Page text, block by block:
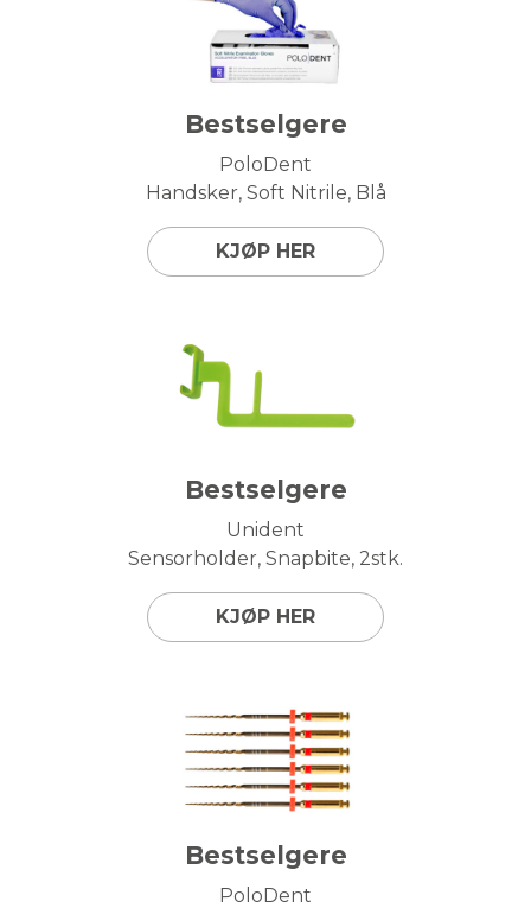
Bestselgere
PoloDent
Handsker, Soft Nitrile, Blå
KJØP HER
Bestselgere
Unident
Sensorholder, Snapbite, 2stk.
KJØP HER
Bestselgere
PoloDent